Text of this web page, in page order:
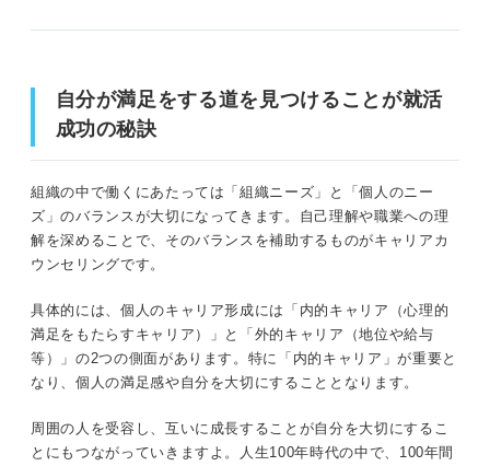
自分が満足をする道を見つけることが就活
成功の秘訣
組織の中で働くにあたっては「組織ニーズ」と「個人のニー
ズ」のバランスが大切になってきます。自己理解や職業への理
解を深めることで、そのバランスを補助するものがキャリアカ
ウンセリングです。
具体的には、個人のキャリア形成には「内的キャリア（心理的
満足をもたらすキャリア）」と「外的キャリア（地位や給与
等）」の2つの側面があります。特に「内的キャリア」が重要と
なり、個人の満足感や自分を大切にすることとなります。
周囲の人を受容し、互いに成長することが自分を大切にするこ
とにもつながっていきますよ。人生100年時代の中で、100年間